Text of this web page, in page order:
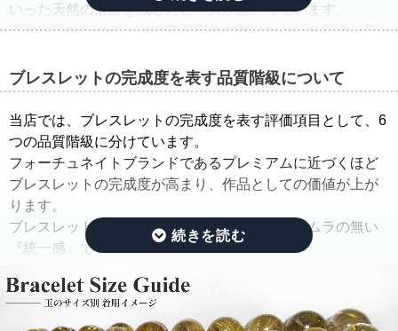
いった天然の痕跡を残したビーズが混ざっています。
表面に現れたクラックや空洞部分の磨けなかった箇所、部
ばれています。
そこで当店では、ルチルクォーツブレスレットを仕入れた
ままの状態でご紹介するのではなく、手間ひまをかけた
「組み替え作業」を行っています。
この作業では、ルチルのタイプ(ルチルの入り方、ルチルの
太さ、ルチルの色味、ルチルの内包量)と、水晶の透明度を
できる限り揃えるように努めています。
限り取り除き、ブレスレットを組み直すことで、製品とし
ての品質を大幅に高めています。
ブレスレットの完成度を表す品質階級について
当店では、ブレスレットの完成度を表す評価項目として、6
つの品質階級に分けています。
フォーチュネイトブランドであるプレミアムに近づくほど
ブレスレットの完成度が高まり、作品としての価値が上が
ります。
ブレスレットの完成度を決める基準は、品質にムラの無い
『統一感』です。
その統一感とは何かをご説明したいと思います。